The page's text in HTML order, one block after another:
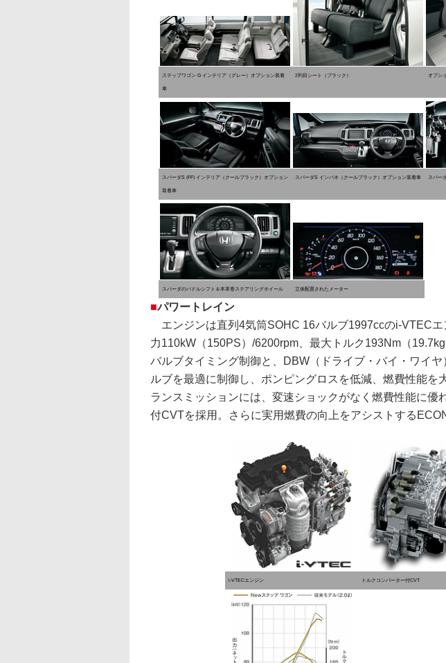
ステップワゴン G インテリア（グレー）オプション装着
車
2列目シート（ブラック） オプシ
スパーダS (FF) インテリア（クールブラック）オプション
装着車
スパーダS インパネ（クールブラック）オプション装着車 スパー
スパーダのパドルシフト＆本革巻ステアリングホイール 立体配置されたメーター
■パワートレイン
エンジンは直列4気筒SOHC 16バルブ1997ccのi-VTECエ
力110kW（150PS）/6200rpm、最大トルク193Nm（
バルブタイミング制御と、DBW（ドライブ・バイ・ワイ
ルブを最適に制御し、ポンピングロスを低減、燃費性能を
ランスミッションには、変速ショックがなく燃費性能に優
付CVTを採用。さらに実用燃費の向上をアシストする
i-VTECエンジン トルクコンバーター付CVT